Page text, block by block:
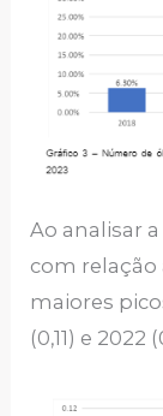
Ao analisar
com relação
maiores
(0,11) e 2022